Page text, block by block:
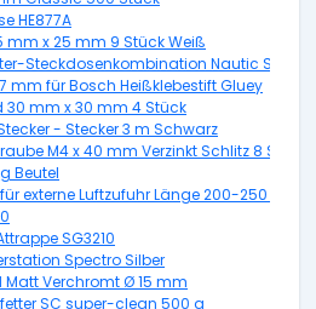
HE877A
mm x 25 mm 9 Stück Weiß
Steckdosenkombination Nautic
mm für Bosch Heißklebestift Gluey
30 mm x 30 mm 4 Stück
- Stecker 3 m Schwarz
M4 x 40 mm Verzinkt Schlitz 8 Stück
Beutel
externe Luftzufuhr Länge 200-250 cm,
SG3210
Spectro Silber
Matt Verchromt Ø 15 mm
SC super-clean 500 g